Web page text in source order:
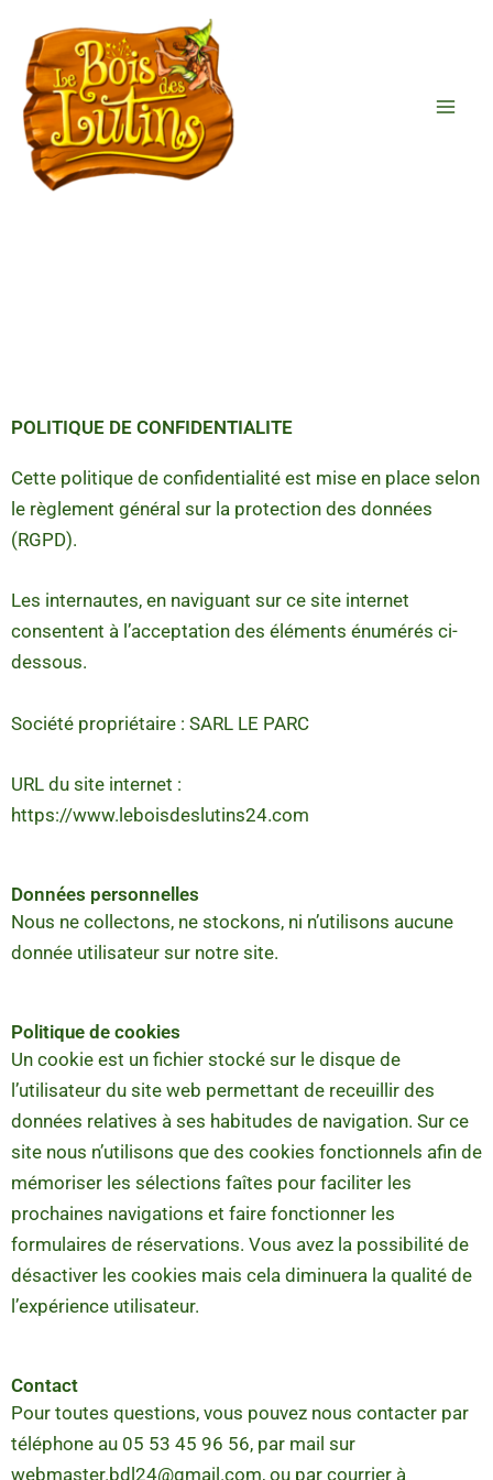
contenu
POLITIQUE DE CONFIDENTIALITE
Cette politique de confidentialité est mise en place selon
le règlement général sur la protection des données
(RGPD).
Les internautes, en naviguant sur ce site internet
consentent à l’acceptation des éléments énumérés ci-
dessous.
Société propriétaire : SARL LE PARC
URL du site internet :
https://www.leboisdeslutins24.com
Données personnelles
Nous ne collectons, ne stockons, ni n’utilisons aucune
donnée utilisateur sur notre site.
Politique de cookies
Un cookie est un fichier stocké sur le disque de
l’utilisateur du site web permettant de receuillir des
données relatives à ses habitudes de navigation. Sur ce
site nous n’utilisons que des cookies fonctionnels afin de
mémoriser les sélections faîtes pour faciliter les
prochaines navigations et faire fonctionner les
formulaires de réservations. Vous avez la possibilité de
désactiver les cookies mais cela diminuera la qualité de
l’expérience utilisateur.
Contact
Pour toutes questions, vous pouvez nous contacter par
téléphone au 05 53 45 96 56, par mail sur
webmaster.bdl24@gmail.com, ou par courrier à